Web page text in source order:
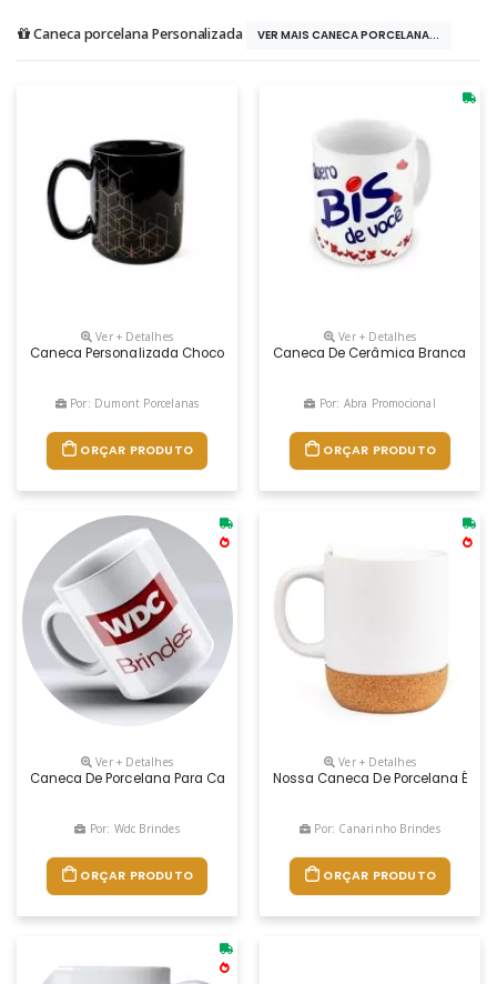
Caneca porcelana Personalizada VER MAIS CANECA PORCELANA...
Ver + Detalhes
Caneca Personalizada Chocolate 300ml Preta
Por: Dumont Porcelanas
ORÇAR PRODUTO
Ver + Detalhes
Caneca De Cerâmica Branca De
Por: Abra Promocional
ORÇAR PRODUTO
Ver + Detalhes
Caneca De Porcelana Para Café Ou Chá, Cor Branca. Capacidade 310
Por: Wdc Brindes
ORÇAR PRODUTO
Ver + Detalhes
Nossa Caneca De Porcelana É
Por: Canarinho Brindes
ORÇAR PRODUTO